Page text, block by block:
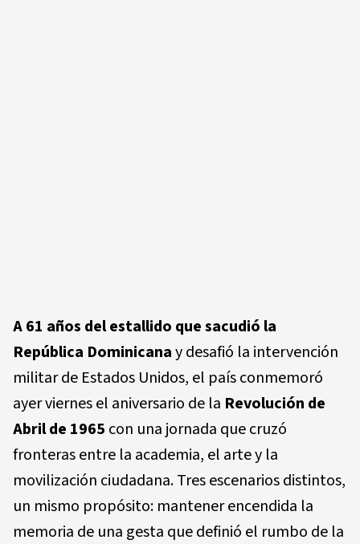
A 61 años del estallido que sacudió la
República Dominicanay desafió la intervención
militar de Estados Unidos, el país conmemoró
ayer viernes el aniversario de la Revolución de
Abril de 1965 con una jornada que cruzó
fronteras entre la academia, el arte y la
movilización ciudadana. Tres escenarios distintos,
un mismo propósito: mantener encendida la
memoria de una gesta que definió el rumbo de la